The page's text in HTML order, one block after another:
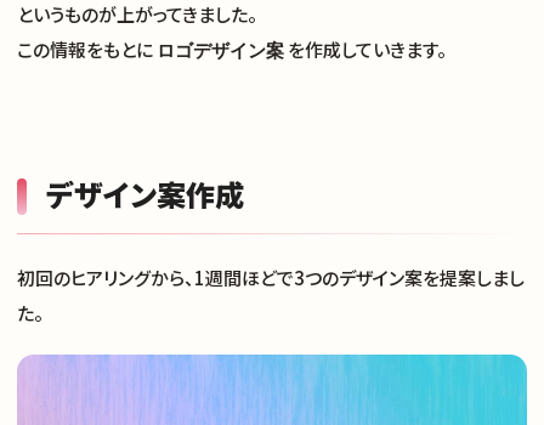
というものが上がってきました。
この情報をもとに ロゴデザイン案 を作成していきます。
デザイン案作成
初回のヒアリングから、1週間ほどで3つのデザイン案を提案しまし
た。